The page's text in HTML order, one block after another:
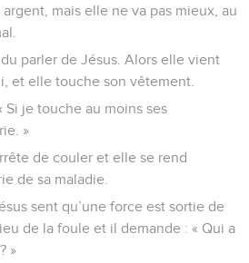
mais elle ne va pas mieux, au
parler de Jésus. Alors elle vient
et elle touche son vêtement.
Si je touche au moins ses
»
de couler et elle se rend
de sa maladie.
sent qu’une force est sortie de
de la foule et il demande : « Qui a
»